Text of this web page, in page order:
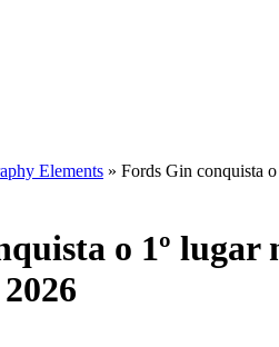
Elements » Fords Gin conquista
o 1º lugar